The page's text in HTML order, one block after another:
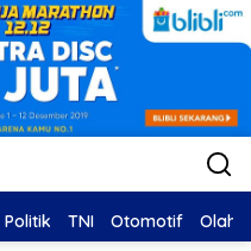
Politik TNI Otomotif